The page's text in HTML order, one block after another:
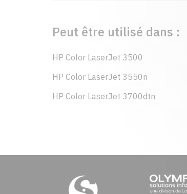
Peut être utilisé dans :
HP Color LaserJet 3500
HP Color LaserJet 3550n
HP Color LaserJet 3700dtn